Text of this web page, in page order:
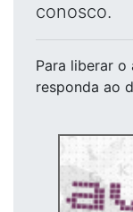
conosco.
Para liberar o
responda ao